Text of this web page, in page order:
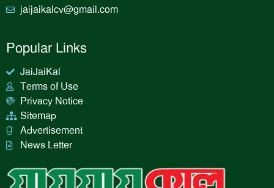
jaijaikalcv@gmail.com
Popular Links
JaiJaiKal
Terms of Use
Privacy Notice
Sitemap
Advertisement
News Letter